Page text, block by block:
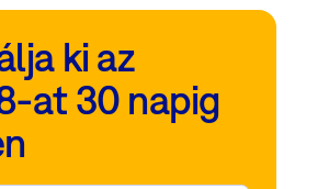
ki az
at 30 napig